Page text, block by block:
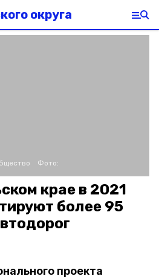
округа
Фото:
крае в 2021
более 95
проекта